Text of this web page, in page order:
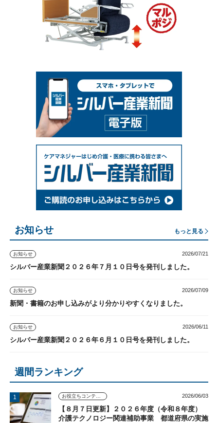
お知らせ もっと見る
お知らせ 2026/07/21
シルバー産業新聞２０２６年７月１０日号を発刊しました。
お知らせ 2026/07/09
新聞・書籍のお申し込みがより分かりやすくなりました。
お知らせ 2026/06/11
シルバー産業新聞２０２６年６月１０日号を発刊しました。
週間ランキング
お役立ちコンテンツ 2026/06/03
【８月７日更新】２０２６年度（令和８年度）
介護テクノロジー関連補助事業 都道府県の実施